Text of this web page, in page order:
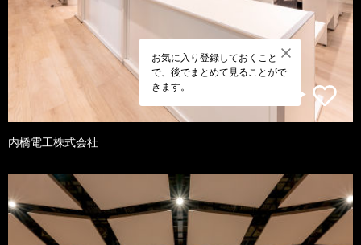
お気に入り登録しておくこと
で、後でまとめて見ることがで
きます。
内橋電工株式会社